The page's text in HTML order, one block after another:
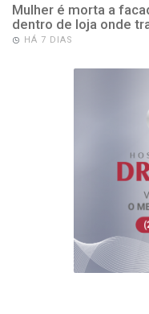
Mulher é morta a
dentro de loja onde
HÁ 7 DIAS